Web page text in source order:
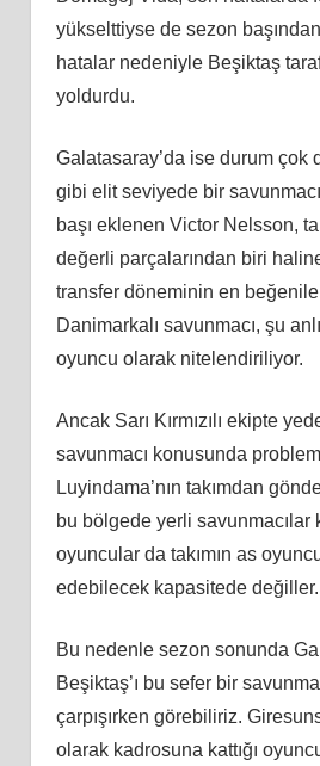
yükselttiyse de sezon
hatalar nedeniyle Beşiktaş
yoldurdu.
Galatasaray’da ise durum çok
gibi elit seviyede bir
başı eklenen Victor Nelsson,
değerli parçalarından biri
transfer döneminin en
Danimarkalı savunmacı, şu
oyuncu olarak nitelendiriliyor.
Ancak Sarı Kırmızılı ekipte
savunmacı konusunda
Luyindama’nın takımdan
bu bölgede yerli savunmacılar
oyuncular da takımın as
edebilecek kapasitede değiller.
Bu nedenle sezon sonunda
Beşiktaş’ı bu sefer bir
çarpışırken görebiliriz.
olarak kadrosuna kattığı